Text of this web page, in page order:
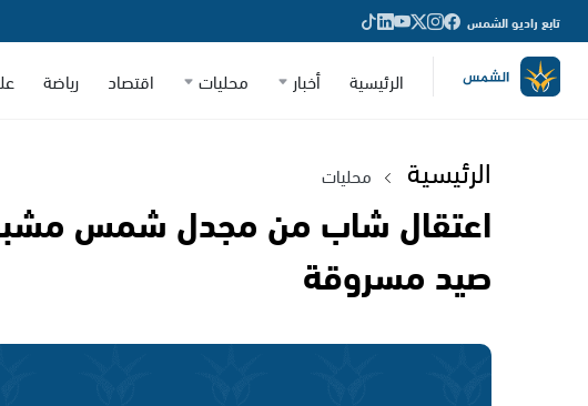
تابع راديو الشمس
الرئيسية أخبار محليات اقتصاد رياضة
الرئيسية محليات
اعتقال شاب من مجدل شمس
صيد مسروقة